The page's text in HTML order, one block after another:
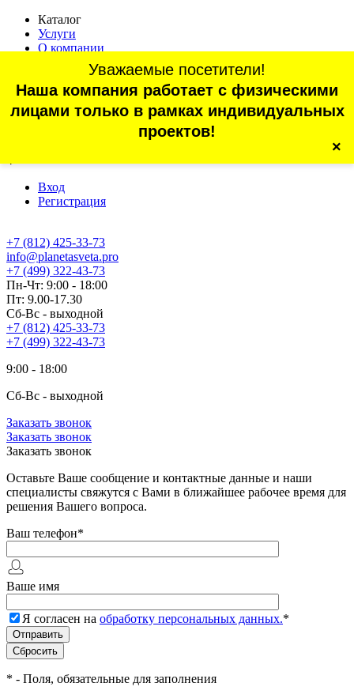
Каталог
Услуги
О компании
Статьи
Контакты
Отзывы
г. Санкт-Петербург, проспект Обуховской Обороны, 70, корп.
Вход
Регистрация
+7 (812) 425-33-73
Уважаемые посетители!
Наша компания работает с физическими
лицами только в рамках индивидуальных
проектов!
×
info@planetasveta.pro
+7 (499) 322-43-73
Пн-Чт: 9:00 - 18:00
Пт: 9.00-17.30
Сб-Вс - выходной
+7 (812) 425-33-73
+7 (499) 322-43-73
9:00 - 18:00
Сб-Вс - выходной
Заказать звонок
Заказать звонок
Заказать звонок
Оставьте Ваше сообщение и контактные данные и наши
специалисты свяжутся с Вами в ближайшее рабочее время для
решения Вашего вопроса.
Ваш телефон*
Ваше имя
Я согласен на обработку персональных данных.*
* - Поля, обязательные для заполнения